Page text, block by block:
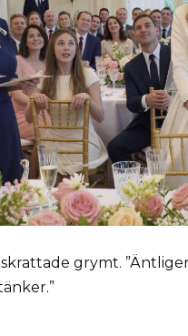
skrattade grymt.